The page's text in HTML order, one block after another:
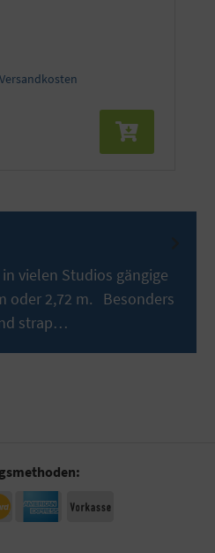
vielen Studios gängige
oder 2,72 m. Besonders
strap…